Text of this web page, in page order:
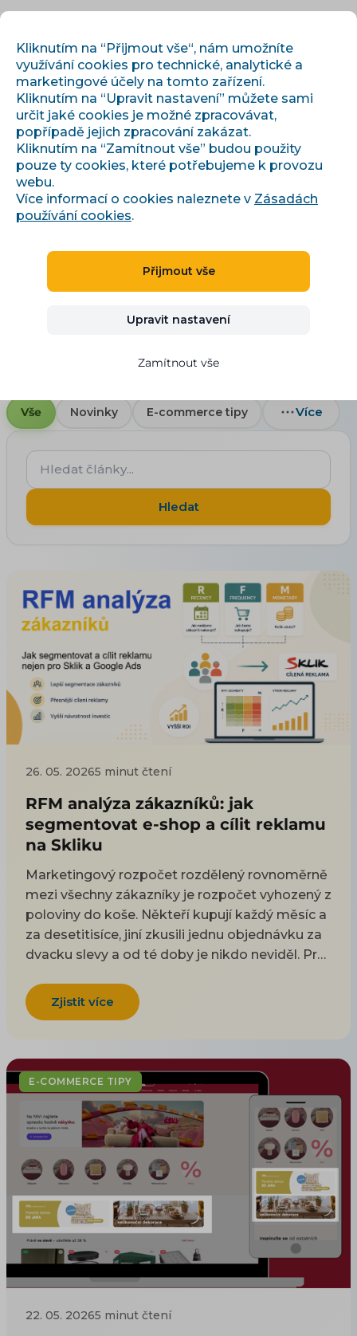
Blog
Vše, co potřebujete pro růst e-
shopu
Praktické know-how od týmu, který denně spravuje
data, kampaně a marketplaces pro stovky českých
e-shopů.
Vše Novinky E-commerce tipy Více
Hledat
články...
Hledat
26. 05. 20265 minut čtení
RFM analýza zákazníků: jak
segmentovat e-shop a cílit reklamu
na Skliku
Marketingový rozpočet rozdělený rovnoměrně
mezi všechny zákazníky je rozpočet vyhozený z
poloviny do koše. Někteří kupují každý měsíc a
za desetitisíce, jiní zkusili jednu objednávku za
dvacku slevy a od té doby je nikdo neviděl. Pro
frekvence i jiný rozpočet. RFM analýza je
nejjednodušší a zároveň jeden z nejúčinnějších
Tento článek ukazuje, jak RFM postavit
prakticky a jak segmenty převést do
retargetingu na Skliku.
Zjistit více
E-COMMERCE TIPY
22. 05. 20265 minut čtení
Kliknutím na “Přijmout vše“, nám umožníte
využívání cookies pro technické, analytické a
marketingové účely na tomto zařízení.
Kliknutím na “Upravit nastavení” můžete sami
určit jaké cookies je možné zpracovávat,
popřípadě jejich zpracování zakázat.
Kliknutím na “Zamítnout vše” budou použity
pouze ty cookies, které potřebujeme k provozu
webu.
Více informací o cookies naleznete v Zásadách
používání cookies.
Přijmout vše
Upravit nastavení
Zamítnout vše